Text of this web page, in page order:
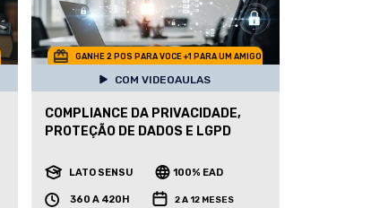
GANHE 2 POS PARA VOCE +1 PARA UM AMIGO
COM VIDEOAULAS
COMPLIANCE DA PRIVACIDADE,
PROTEÇÃO DE DADOS E LGPD
LATO SENSU 100% EAD
360 A 420H 2 A 12 MESES